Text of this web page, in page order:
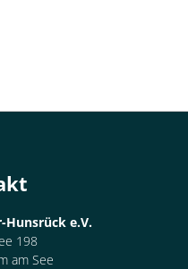
Hunsrück e.V.
198
am See